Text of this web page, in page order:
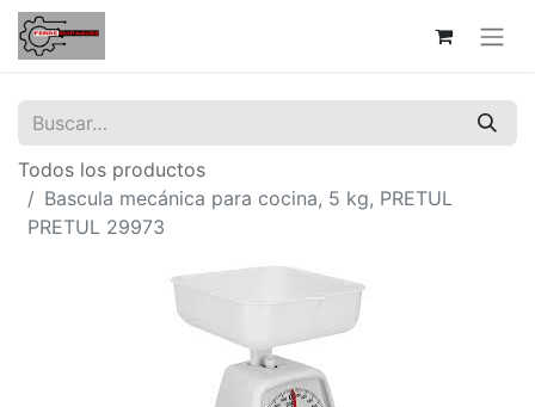
Todos los productos
Bascula mecánica para cocina, 5 kg, PRETUL
PRETUL 29973